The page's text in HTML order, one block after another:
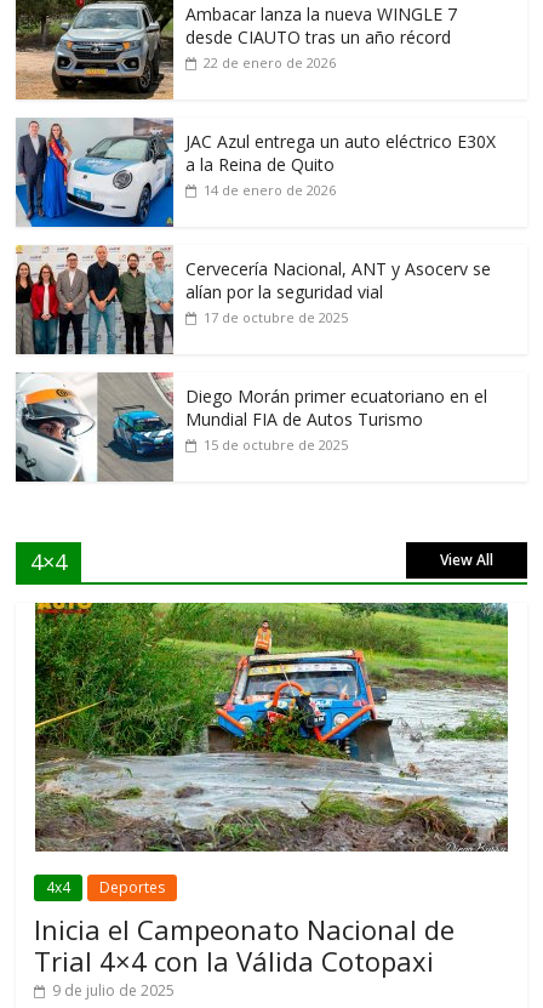
Ambacar lanza la nueva WINGLE 7
desde CIAUTO tras un año récord
22 de enero de 2026
JAC Azul entrega un auto eléctrico E30X
a la Reina de Quito
14 de enero de 2026
Cervecería Nacional, ANT y Asocerv se
alían por la seguridad vial
17 de octubre de 2025
Diego Morán primer ecuatoriano en el
Mundial FIA de Autos Turismo
15 de octubre de 2025
4×4 View All
4x4 Deportes
Inicia el Campeonato Nacional de
Trial 4×4 con la Válida Cotopaxi
9 de julio de 2025